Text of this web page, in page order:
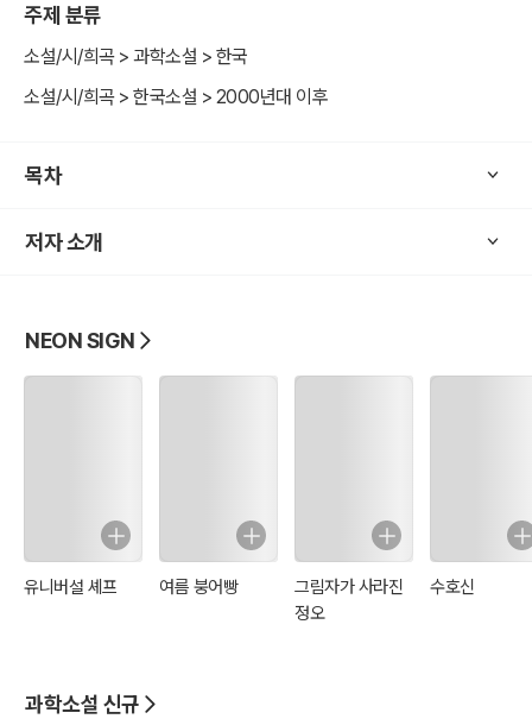
주제 분류
소설/시/희곡 > 과학소설 > 한국
소설/시/희곡 > 한국소설 > 2000년대 이후
목차
저자 소개
NEON SIGN
유니버설 셰프 여름 붕어빵
그림자가 사라진
정오
수호신
과학소설 신규